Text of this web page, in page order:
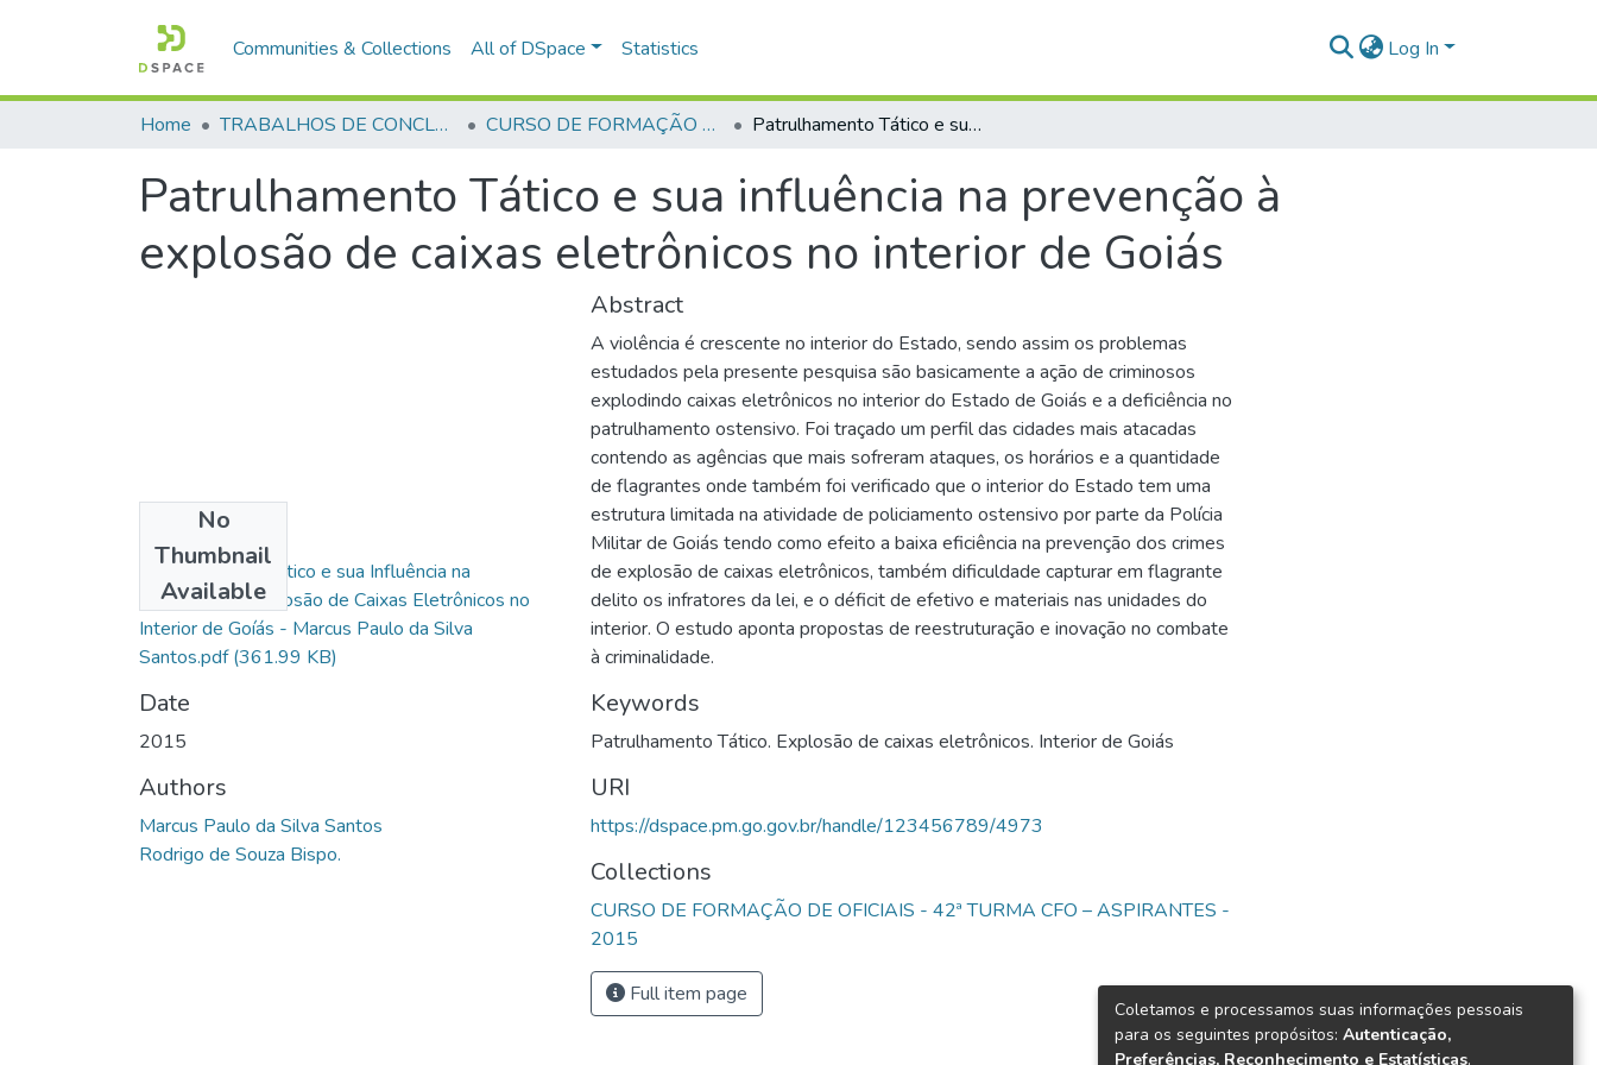
Communities & Collections All of DSpace Statistics Log In
Home TRABALHOS DE CONCLUSÃO DE CURSO - CFO (CURSO DE FORMAÇÃO DE OFICIAIS) CURSO DE FORMAÇÃO DE OFICIAIS - 42ª TURMA CFO – ASPIRANTES - 2015 Patrulhamento Tático e sua influência na prevenção à explosão de caixas eletrônicos no interior de Goiás
Patrulhamento Tático e sua influência na prevenção à
explosão de caixas eletrônicos no interior de Goiás
No
Thumbnail
Available
Patrulhamento Tático e sua Influência na
Prevenção à Explosão de Caixas Eletrônicos no
Interior de Goíás - Marcus Paulo da Silva
Santos.pdf(361.99 KB)
Date
2015
Authors
Marcus Paulo da Silva Santos
Rodrigo de Souza Bispo.
Abstract
A violência é crescente no interior do Estado, sendo assim os problemas
estudados pela presente pesquisa são basicamente a ação de criminosos
explodindo caixas eletrônicos no interior do Estado de Goiás e a deficiência no
patrulhamento ostensivo. Foi traçado um perfil das cidades mais atacadas
contendo as agências que mais sofreram ataques, os horários e a quantidade
de flagrantes onde também foi verificado que o interior do Estado tem uma
estrutura limitada na atividade de policiamento ostensivo por parte da Polícia
Militar de Goiás tendo como efeito a baixa eficiência na prevenção dos crimes
de explosão de caixas eletrônicos, também dificuldade capturar em flagrante
delito os infratores da lei, e o déficit de efetivo e materiais nas unidades do
interior. O estudo aponta propostas de reestruturação e inovação no combate
à criminalidade.
Keywords
Patrulhamento Tático. Explosão de caixas eletrônicos. Interior de Goiás
URI
https://dspace.pm.go.gov.br/handle/123456789/4973
Collections
CURSO DE FORMAÇÃO DE OFICIAIS - 42ª TURMA CFO – ASPIRANTES -
2015
Full item page
Coletamos e processamos suas informações pessoais
para os seguintes propósitos: Autenticação,
Preferências, Reconhecimento e Estatísticas.